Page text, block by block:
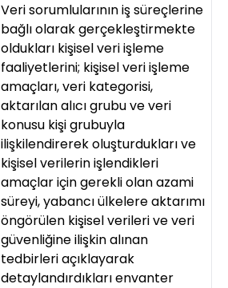
Veri sorumlularının iş süreçlerine
bağlı olarak gerçekleştirmekte
oldukları kişisel veri işleme
faaliyetlerini; kişisel veri işleme
amaçları, veri kategorisi,
aktarılan alıcı grubu ve veri
konusu kişi grubuyla
ilişkilendirerek oluşturdukları ve
kişisel verilerin işlendikleri
amaçlar için gerekli olan azami
süreyi, yabancı ülkelere aktarımı
öngörülen kişisel verileri ve veri
güvenliğine ilişkin alınan
tedbirleri açıklayarak
detaylandırdıkları envanter